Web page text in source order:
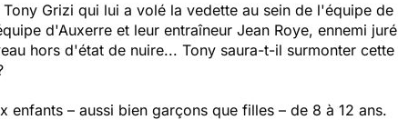
Grizi qui lui a volé la vedette au sein de l'équipe de
d'Auxerre et leur entraîneur Jean Roye, ennemi juré
hors d'état de nuire... Tony saura-t-il surmonter cette
– aussi bien garçons que filles – de 8 à 12 ans.